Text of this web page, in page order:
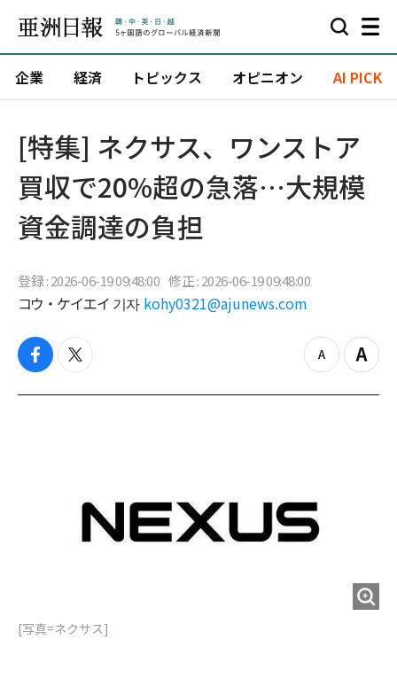
企業 経済 トピックス オピニオン AI PICK
[特集] ネクサス、ワンストア
買収で20%超の急落…大規模
資金調達の負担
登録 : 2026-06-19 09:48:00 修正 : 2026-06-19 09:48:00
コウ・ケイエイ 기자 kohy0321@ajunews.com
f
c
t
i
z
o
Z
o
[写真=ネクサス]